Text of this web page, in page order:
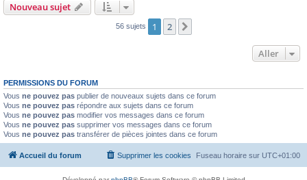
Nouveau sujet
56 sujets 1 2
Aller
PERMISSIONS DU FORUM
Vous ne pouvez pas publier de nouveaux sujets dans ce forum
Vous ne pouvez pas répondre aux sujets dans ce forum
Vous ne pouvez pas modifier vos messages dans ce forum
Vous ne pouvez pas supprimer vos messages dans ce forum
Vous ne pouvez pas transférer de pièces jointes dans ce forum
Accueil du forum Fuseau horaire sur UTC+01:00
Supprimer les cookies